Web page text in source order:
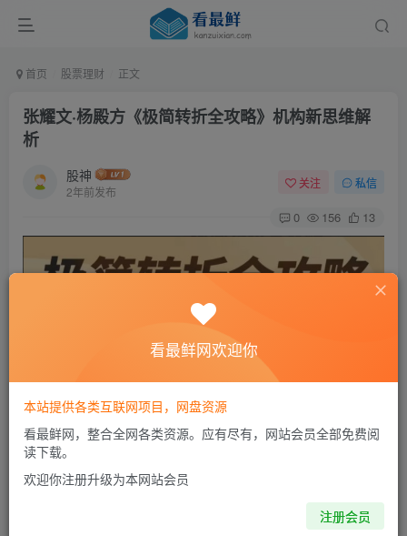
首页 股票理财 正文
张耀文·杨殿方《极简转折全攻略》机构新思维解
析
股神
2年前发布
关注 私信
0 156 13
看最鲜网欢迎你
本站提供各类互联网项目，网盘资源
看最鲜网，整合全网各类资源。应有尽有，网站会员全部免费阅
读下载。
欢迎你注册升级为本网站会员
注册会员